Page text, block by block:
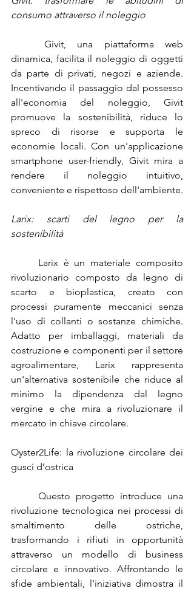
consumo attraverso il noleggio
dinamica, facilita il noleggio di oggetti
da parte di privati, negozi e aziende.
Incentivando il passaggio dal possesso
all'economia del noleggio, Givit
promuove la sostenibilità, riduce lo
spreco di risorse e supporta le
economie locali. Con un'applicazione
smartphone user-friendly, Givit mira a
rendere il noleggio intuitivo,
conveniente e rispettoso dell'ambiente.
Larix: scarti del legno per la
sostenibilità
rivoluzionario composto da legno di
scarto e bioplastica, creato con
processi puramente meccanici senza
l'uso di collanti o sostanze chimiche.
Adatto per imballaggi, materiali da
costruzione e componenti per il settore
agroalimentare, Larix rappresenta
un'alternativa sostenibile che riduce al
minimo la dipendenza dal legno
vergine e che mira a rivoluzionare il
mercato in chiave circolare.
Oyster2Life: la rivoluzione circolare dei
gusci d’ostrica
rivoluzione tecnologica nei processi di
smaltimento delle ostriche,
trasformando i rifiuti in opportunità
attraverso un modello di business
circolare e innovativo. Affrontando le
sfide ambientali, l'iniziativa dimostra il